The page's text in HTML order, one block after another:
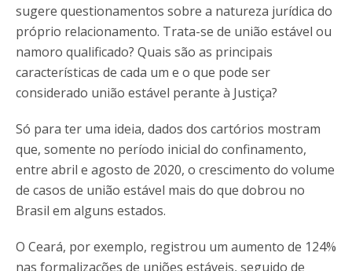
sugere questionamentos sobre a natureza jurídica do
próprio relacionamento. Trata-se de união estável ou
namoro qualificado? Quais são as principais
características de cada um e o que pode ser
considerado união estável perante à Justiça?
Só para ter uma ideia, dados dos cartórios mostram
que, somente no período inicial do confinamento,
entre abril e agosto de 2020, o crescimento do volume
de casos de união estável mais do que dobrou no
Brasil em alguns estados.
O Ceará, por exemplo, registrou um aumento de 124%
nas formalizações de uniões estáveis, seguido de